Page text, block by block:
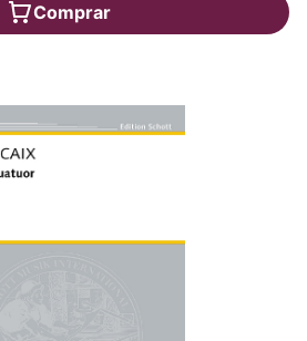
Comprar